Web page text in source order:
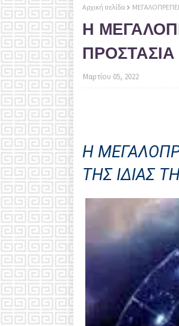
Αρχική σελίδα
Η
Μαρτίου 05, 2022
Η
ΤΗΣ ΙΔΙΑΣ